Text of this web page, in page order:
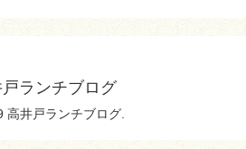
ランチブログ
高井戸ランチブログ.